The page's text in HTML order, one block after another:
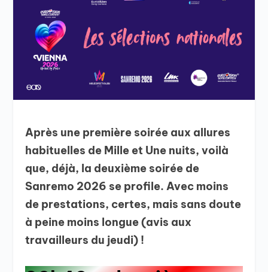
Après une première soirée aux allures
habituelles de Mille et Une nuits, voilà
que, déjà, la deuxième soirée de
Sanremo 2026 se profile. Avec moins
de prestations, certes, mais sans doute
à peine moins longue (avis aux
travailleurs du jeudi) !